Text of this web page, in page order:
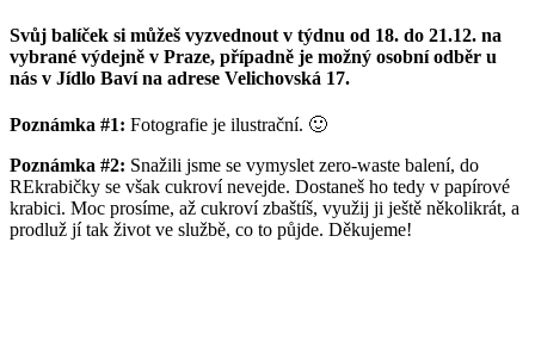
Svůj balíček si můžeš vyzvednout v týdnu od 18. do 21.12. na
vybrané výdejně v Praze, případně je možný osobní odběr u
nás v Jídlo Baví na adrese Velichovská 17.
Poznámka #1: Fotografie je ilustrační. 🙂
Poznámka #2: Snažili jsme se vymyslet zero-waste balení, do
REkrabičky se však cukroví nevejde. Dostaneš ho tedy v papírové
krabici. Moc prosíme, až cukroví zbaštíš, využij ji ještě několikrát, a
prodluž jí tak život ve službě, co to půjde. Děkujeme!